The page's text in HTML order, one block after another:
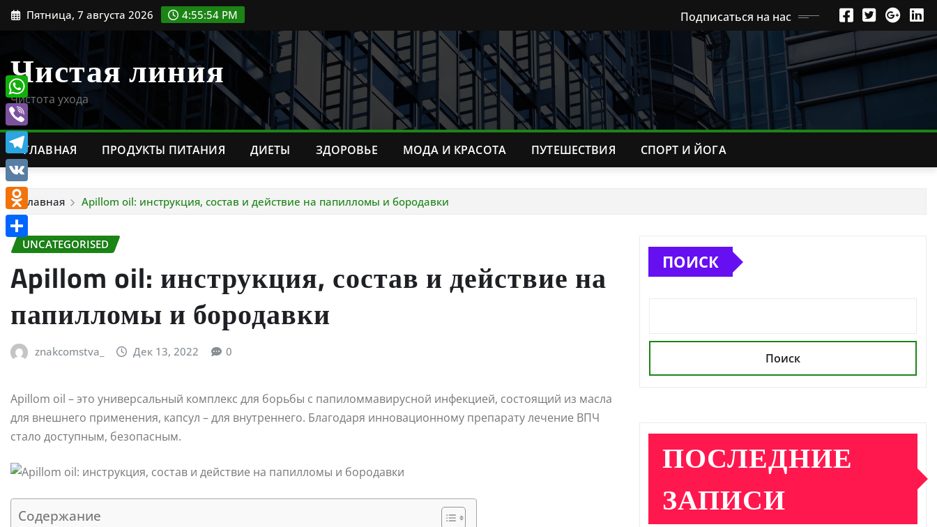
ПерейтиПятница, 7 августа 2026 4:55:55 PM Подписаться на нас
Чистая линия
Чистота ухода
ГЛАВНАЯ ПРОДУКТЫ ПИТАНИЯ ДИЕТЫ ЗДОРОВЬЕ МОДА И КРАСОТА ПУТЕШЕСТВИЯ СПОРТ И ЙОГА
Главная Apillom oil: инструкция, состав и действие на папилломы и бородавки
UNCATEGORISED
Apillom oil: инструкция, состав и действие на
папилломы и бородавки
znakcomstva_ Дек 13, 2022 0
Apillom oil – это универсальный комплекс для борьбы с папиломмавирусной инфекцией, состоящий из масла
для внешнего применения, капсул – для внутреннего. Благодаря инновационному препарату лечение ВПЧ
стало доступным, безопасным.
Содержание
ПОИСК
Поиск
ПОСЛЕДНИЕ
ЗАПИСИ
WhatsApp
Viber
Telegram
VK
Odnoklassniki
Отправить